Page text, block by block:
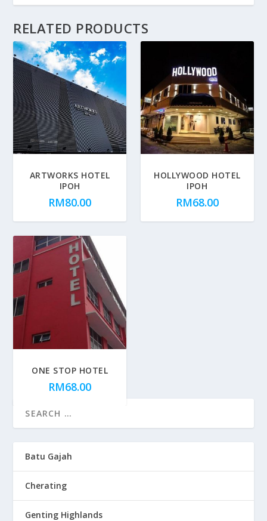
RELATED PRODUCTS
ARTWORKS HOTEL
IPOH
RM80.00
HOLLYWOOD HOTEL
IPOH
RM68.00
ONE STOP HOTEL
RM68.00
Batu Gajah
Cherating
Genting Highlands